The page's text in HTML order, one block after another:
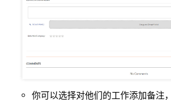
你可以选择对他们的工作添加备注